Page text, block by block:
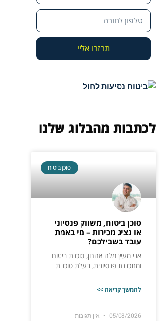
תחזרו אליי
לכתבות מהבלוג שלנו
סוכן ביטוח
סוכן ביטוח, משווק פנסיוני
או נציג מכירות – מי באמת
עובד בשבילכם?
אני מעיין מלה אהרון, סוכנת ביטוח
ומתכננת פנסיונית, בעלת סוכנות
להמשך קריאה >>
05/08/2026 אין תגובות